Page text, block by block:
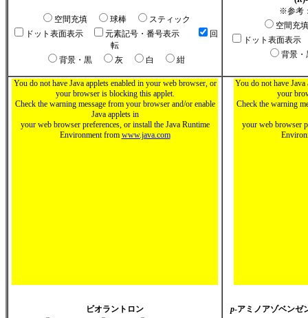
空間充填 球棒
スティック
ドット表面表示
元素記号・番号表示
回
転
背景・黒
灰 白 紺
※参考
空間
ドット表面表示
背景
You do not have Java applets enabled in your web browser, or
your browser is blocking this applet.
Check the warning message from your browser and/or enable
Java applets in
your web browser preferences, or install the Java Runtime
Environment from www.java.com
ビオラントロン
You do not have
your
Check the warning
your web browser
p-アミノアゾベンゼ